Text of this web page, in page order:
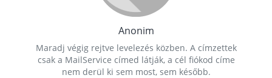
Anonim
Maradj végig rejtve levelezés közben. A címzettek
csak a MailService címed látják, a cél fiókod címe
nem derül ki sem most, sem később.